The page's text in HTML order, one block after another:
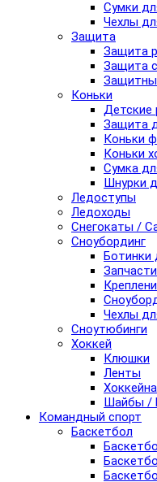
Сумки
Чехлы
Защита
Защита
Защита
Коньки
Детские
Защита
Коньки
Коньки
Сумка
Шнурки
Ледоступы
Ледоходы
Снегокаты /
Сноубординг
Ботинки
Чехлы
Сноутюбинги
Хоккей
Клюшки
Ленты
Шайбы /
Командный спорт
Баскетбол